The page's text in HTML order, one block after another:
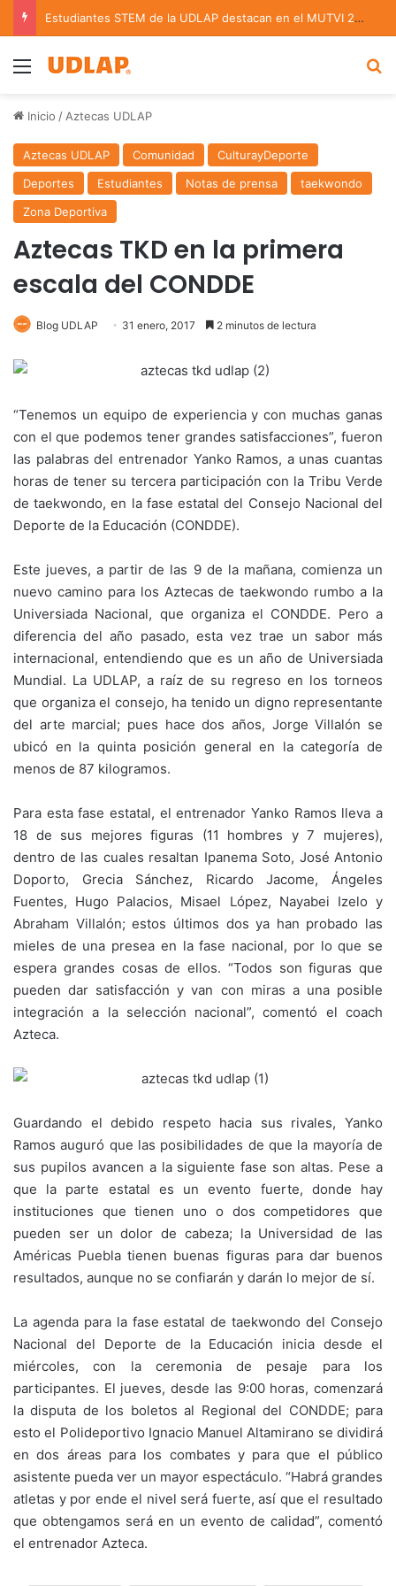
Estudiantes STEM de la UDLAP destacan en el MUTVI 2026
Menu
Inicio / Aztecas UDLAP
Aztecas UDLAP Comunidad
CulturayDeporte
Deportes
Estudiantes Notas de prensa
taekwondo
Zona Deportiva
Aztecas TKD en la primera
escala del CONDDE
Blog UDLAP 31 enero, 2017 2 minutos de lectura
“Tenemos un equipo de experiencia y con muchas ganas
con el que podemos tener grandes satisfacciones”, fueron
las palabras del entrenador Yanko Ramos, a unas cuantas
horas de tener su tercera participación con la Tribu Verde
de taekwondo, en la fase estatal del Consejo Nacional del
Deporte de la Educación (CONDDE).
Este jueves, a partir de las 9 de la mañana, comienza un
nuevo camino para los Aztecas de taekwondo rumbo a la
Universiada Nacional, que organiza el CONDDE. Pero a
diferencia del año pasado, esta vez trae un sabor más
internacional, entendiendo que es un año de Universiada
Mundial. La UDLAP, a raíz de su regreso en los torneos
que organiza el consejo, ha tenido un digno representante
del arte marcial; pues hace dos años, Jorge Villalón se
ubicó en la quinta posición general en la categoría de
menos de 87 kilogramos.
Para esta fase estatal, el entrenador Yanko Ramos lleva a
18 de sus mejores figuras (11 hombres y 7 mujeres),
dentro de las cuales resaltan Ipanema Soto, José Antonio
Doporto, Grecia Sánchez, Ricardo Jacome, Ángeles
Fuentes, Hugo Palacios, Misael López, Nayabei Izelo y
Abraham Villalón; estos últimos dos ya han probado las
mieles de una presea en la fase nacional, por lo que se
espera grandes cosas de ellos. “Todos son figuras que
pueden dar satisfacción y van con miras a una posible
integración a la selección nacional”, comentó el coach
Azteca.
Guardando el debido respeto hacia sus rivales, Yanko
Ramos auguró que las posibilidades de que la mayoría de
sus pupilos avancen a la siguiente fase son altas. Pese a
que la parte estatal es un evento fuerte, donde hay
instituciones que tienen uno o dos competidores que
pueden ser un dolor de cabeza; la Universidad de las
Américas Puebla tienen buenas figuras para dar buenos
resultados, aunque no se confiarán y darán lo mejor de sí.
La agenda para la fase estatal de taekwondo del Consejo
Nacional del Deporte de la Educación inicia desde el
miércoles, con la ceremonia de pesaje para los
participantes. El jueves, desde las 9:00 horas, comenzará
la disputa de los boletos al Regional del CONDDE; para
esto el Polideportivo Ignacio Manuel Altamirano se dividirá
en dos áreas para los combates y para que el público
asistente pueda ver un mayor espectáculo. “Habrá grandes
atletas y por ende el nivel será fuerte, así que el resultado
que obtengamos será en un evento de calidad”, comentó
el entrenador Azteca.